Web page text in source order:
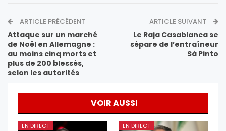
ARTICLE PRÉCÉDENT
Attaque sur un marché
de Noël en Allemagne :
au moins cinq morts et
plus de 200 blessés,
selon les autorités
ARTICLE SUIVANT
Le Raja Casablanca se
sépare de l’entraîneur
Sá Pinto
VOIR AUSSI
EN DIRECT EN DIRECT